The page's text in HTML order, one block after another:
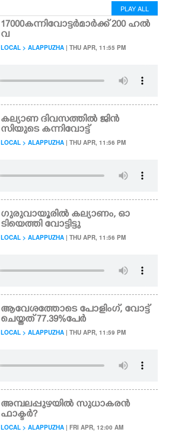
PLAY ALL
17000കന്നിവോട്ടർമാർക്ക് 200 ഹൽ
വ
LOCAL > ALAPPUZHA | THU APR, 11:55 PM
കല്യാണ ദിവസത്തിൽ ജിൻ
സിയുടെ കന്നിവോട്ട്
LOCAL > ALAPPUZHA | THU APR, 11:56 PM
ഗുരുവായൂരിൽ കല്യാണം, ഓ
ടിയെത്തി വോട്ടിട്ടു
LOCAL > ALAPPUZHA | THU APR, 11:56 PM
ആവേശത്തോടെ പോളിംഗ്, വോട്ട്
ചെയ്തത് 77.39%പേർ
LOCAL > ALAPPUZHA | THU APR, 11:59 PM
അമ്പലപ്പുഴയിൽ സുധാകരൻ
ഫാക്ടർ?
LOCAL > ALAPPUZHA | FRI APR, 12:00 AM